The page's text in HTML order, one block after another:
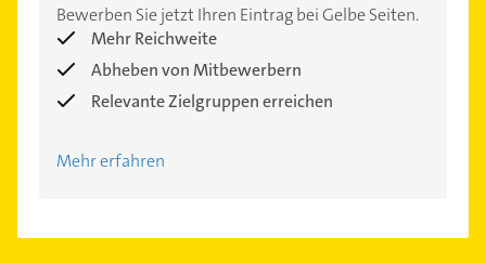
Bewerben Sie jetzt Ihren Eintrag bei Gelbe Seiten.
Mehr Reichweite
Abheben von Mitbewerbern
Relevante Zielgruppen erreichen
Mehr erfahren